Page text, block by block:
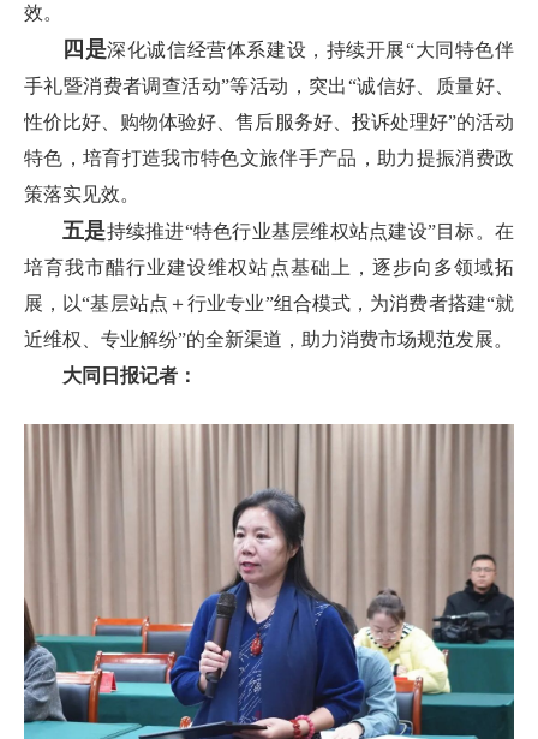
效。
四是深化诚信经营体系建设，持续开展“大同特色伴
手礼暨消费者调查活动”等活动，突出“诚信好、质量好、
性价比好、购物体验好、售后服务好、投诉处理好”的活动
特色，培育打造我市特色文旅伴手产品，助力提振消费政
策落实见效。
五是持续推进“特色行业基层维权站点建设”目标。在
培育我市醋行业建设维权站点基础上，逐步向多领域拓
展，以“基层站点＋行业专业”组合模式，为消费者搭建“就
近维权、专业解纷”的全新渠道，助力消费市场规范发展。
大同日报记者：